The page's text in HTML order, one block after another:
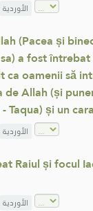
الأوردية
(Pacea și
a fost
ca oamenii să
de Allah (și
Taqua) și un
الأوردية
Raiul și focul
الأوردية